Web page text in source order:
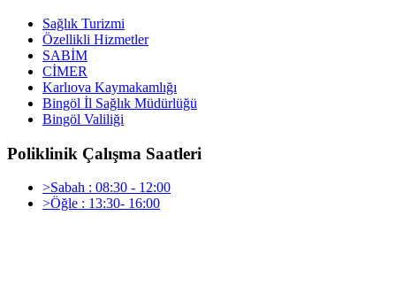
Sağlık Turizmi
Özellikli Hizmetler
SABİM
CİMER
Karlıova Kaymakamlığı
Bingöl İl Sağlık Müdürlüğü
Bingöl Valiliği
Poliklinik Çalışma Saatleri
>Sabah : 08:30 - 12:00
>Öğle : 13:30- 16:00